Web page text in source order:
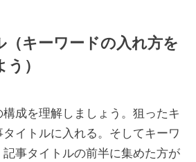
（キーワードの入れ方を
）
成を理解しましょう。狙ったキ
イトルに入れる。そしてキーワ
事タイトルの前半に集めた方が